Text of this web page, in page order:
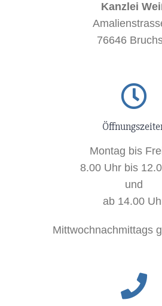
Kanzlei
76646
Montag bis
8.00 Uhr bis
und
ab 14.00
Mittwochnachmittags